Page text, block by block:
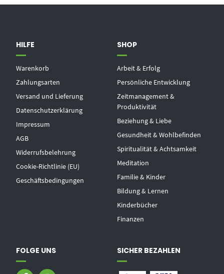
HILFE
Warenkorb
Zahlungsarten
Versand und Lieferung
Datenschutzerklärung
Impressum
AGB
Widerrufsbelehrung
Cookie-Richtlinie (EU)
Geschäftsbedingungen
SHOP
Arbeit & Erfolg
Persönliche Entwicklung
Zeitmanagement &
Produktivität
Beziehung & Liebe
Gesundheit & Wohlbefinden
Spiritualität & Achtsamkeit
Meditation
Familie & Kinder
Bildung & Lernen
Kinderbücher
Finanzen
FOLGE UNS SICHER BEZAHLEN